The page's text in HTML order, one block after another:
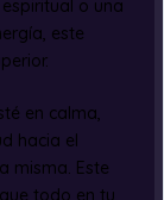
o una
este
en calma,
hacia el
misma. Este
todo en tu